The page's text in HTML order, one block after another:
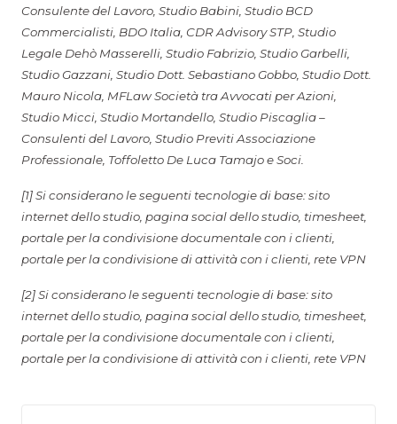
Consulente del Lavoro, Studio Babini, Studio BCD
Commercialisti, BDO Italia, CDR Advisory STP, Studio
Legale Dehò Masserelli, Studio Fabrizio, Studio Garbelli,
Studio Gazzani, Studio Dott. Sebastiano Gobbo, Studio Dott.
Mauro Nicola, MFLaw Società tra Avvocati per Azioni,
Studio Micci, Studio Mortandello, Studio Piscaglia –
Consulenti del Lavoro, Studio Previti Associazione
Professionale, Toffoletto De Luca Tamajo e Soci.
[1] Si considerano le seguenti tecnologie di base: sito
internet dello studio, pagina social dello studio, timesheet,
portale per la condivisione documentale con i clienti,
portale per la condivisione di attività con i clienti, rete VPN
[2] Si considerano le seguenti tecnologie di base: sito
internet dello studio, pagina social dello studio, timesheet,
portale per la condivisione documentale con i clienti,
portale per la condivisione di attività con i clienti, rete VPN